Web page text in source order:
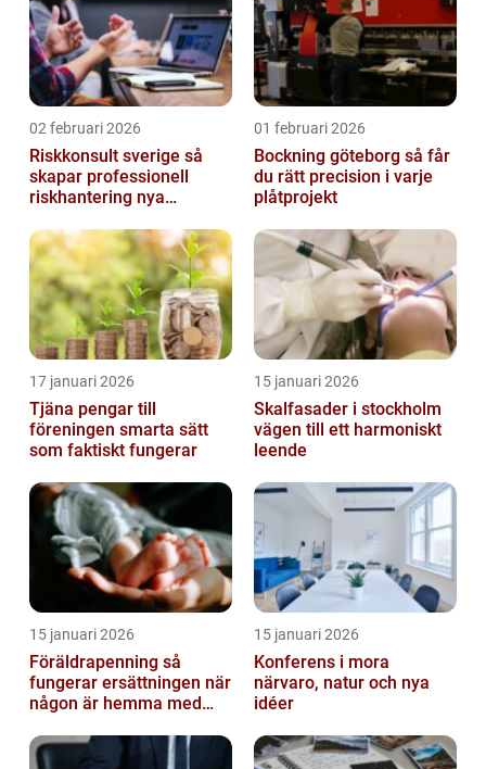
02 februari 2026
Riskkonsult sverige så
skapar professionell
riskhantering nya
01 februari 2026
Bockning göteborg så får
du rätt precision i varje
plåtprojekt
17 januari 2026
Tjäna pengar till
föreningen smarta sätt
som faktiskt fungerar
15 januari 2026
Skalfasader i stockholm
vägen till ett harmoniskt
leende
15 januari 2026
Föräldrapenning så
fungerar ersättningen när
någon är hemma med
15 januari 2026
Konferens i mora
närvaro, natur och nya
idéer